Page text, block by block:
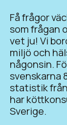
Få frågor
som frågan
vet ju! Vi
miljö och
någonsin.
svenskarna
statistik
har
Sverige.